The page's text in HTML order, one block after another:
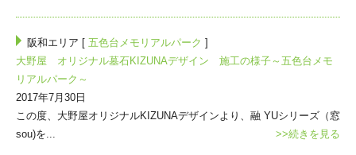
阪和エリア [ 五色台メモリアルパーク ]
大野屋 オリジナル墓石KIZUNAデザイン 施工の様子～五色台メモ
リアルパーク～
2017年7月30日
この度、大野屋オリジナルKIZUNAデザインより、融 YUシリーズ（窓
sou)を...
>>続きを見る